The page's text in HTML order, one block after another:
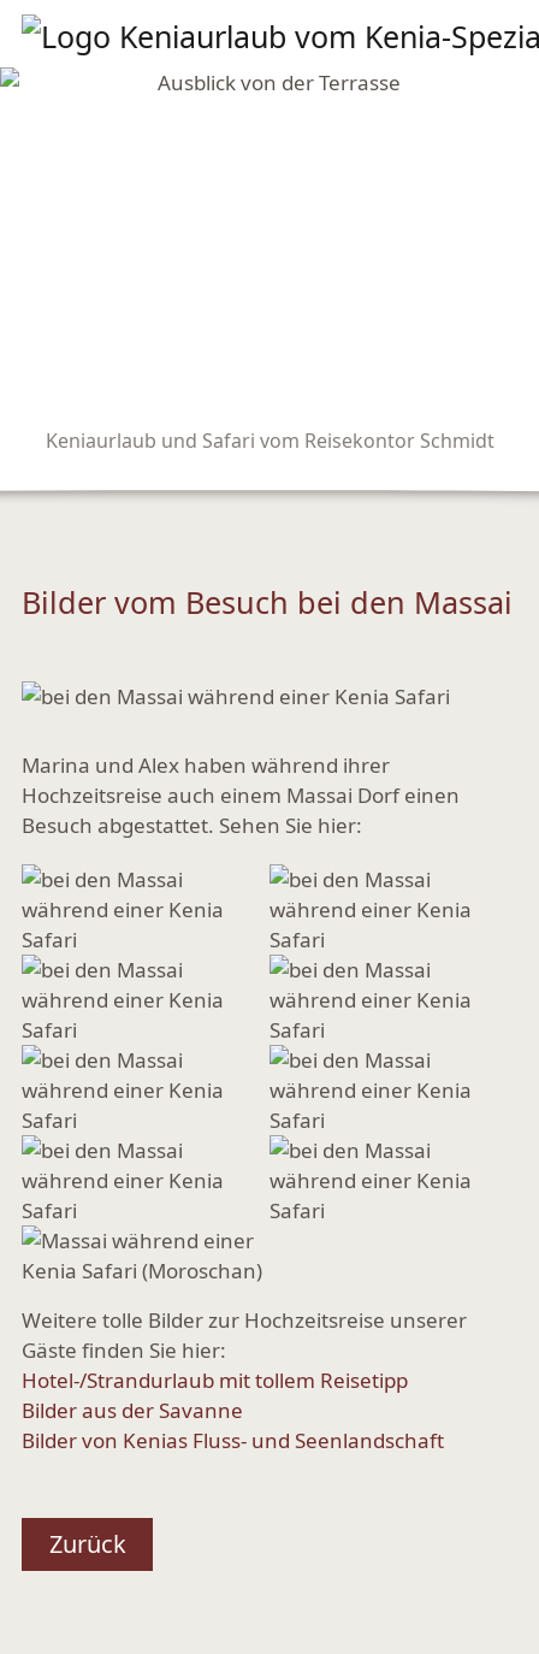
Keniaurlaub und Safari vom Reisekontor Schmidt
Bilder vom Besuch bei den Massai
Marina und Alex haben während ihrer
Hochzeitsreise auch einem Massai Dorf einen
Besuch abgestattet. Sehen Sie hier:
Weitere tolle Bilder zur Hochzeitsreise unserer
Gäste finden Sie hier:
Hotel-/Strandurlaub mit tollem Reisetipp
Bilder aus der Savanne
Bilder von Kenias Fluss- und Seenlandschaft
Zurück